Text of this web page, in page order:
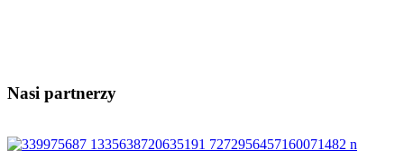
Nasi partnerzy